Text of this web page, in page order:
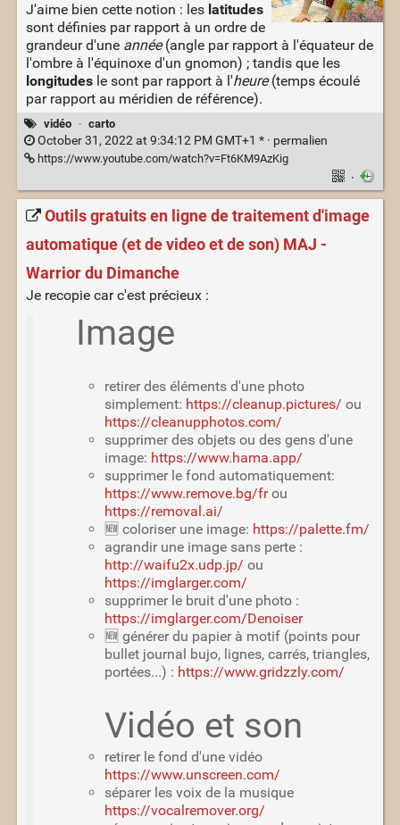
J'aime bien cette notion : les latitudes
sont définies par rapport à un ordre de
grandeur d'une année(angle par rapport à l'équateur de
l'ombre à l'équinoxe d'un gnomon) ; tandis que les
longitudesle sont par rapport à l'heure(temps écoulé
par rapport au méridien de référence).
vidéo · carto
October 31, 2022 at 9:34:12 PM GMT+1 * · permalien
https://www.youtube.com/watch?v=Ft6KM9AzKig
·
Outils gratuits en ligne de traitement d'image
automatique (et de video et de son) MAJ -
Warrior du Dimanche
Je recopie car c'est précieux :
Image
retirer des éléments d'une photo
simplement: https://cleanup.pictures/ ou
https://cleanupphotos.com/
supprimer des objets ou des gens d'une
image: https://www.hama.app/
supprimer le fond automatiquement:
https://www.remove.bg/frou
https://removal.ai/
🆕 coloriser une image: https://palette.fm/
agrandir une image sans perte :
http://waifu2x.udp.jp/ ou
https://imglarger.com/
supprimer le bruit d'une photo :
https://imglarger.com/Denoiser
🆕 générer du papier à motif (points pour
bullet journal bujo, lignes, carrés, triangles,
portées...) : https://www.gridzzly.com/
Vidéo et son
retirer le fond d'une vidéo
https://www.unscreen.com/
séparer les voix de la musique
https://vocalremover.org/